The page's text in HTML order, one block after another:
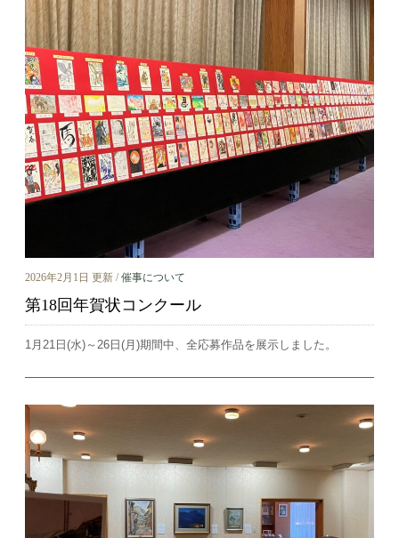
2026年2月1日 更新 /催事について
第18回年賀状コンクール
1月21日(水)～26日(月)期間中、全応募作品を展示しました。